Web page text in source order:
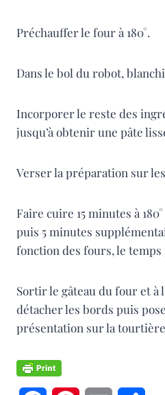
Préchauffer le four à 180°.
Dans le bol du robot,
Incorporer le reste des
jusqu’à obtenir une pâte
Verser la préparation sur
Faire cuire 15 minutes à
puis 5 minutes
fonction des fours, le
Sortir le gâteau du four et à
détacher les bords puis
présentation sur la